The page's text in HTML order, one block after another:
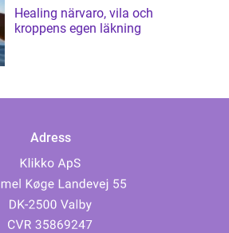
Healing närvaro, vila och
kroppens egen läkning
Adress